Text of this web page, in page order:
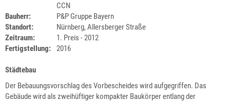
CCN
Bauherr:
P&P Gruppe Bayern
Standort:
Nürnberg, Allersberger Straße
Zeitraum:
1. Preis - 2012
Fertigstellung:
2016
Städtebau
Der Bebauungsvorschlag des Vorbescheides wird aufgegriffen. Das
Gebäude wird als zweihüftiger kompakter Baukörper entlang der